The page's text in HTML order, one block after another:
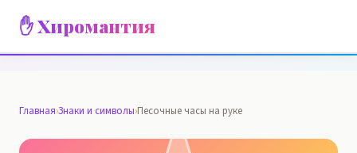
✋ Хиромантия
Главная›Знаки и символы›Песочные часы на руке